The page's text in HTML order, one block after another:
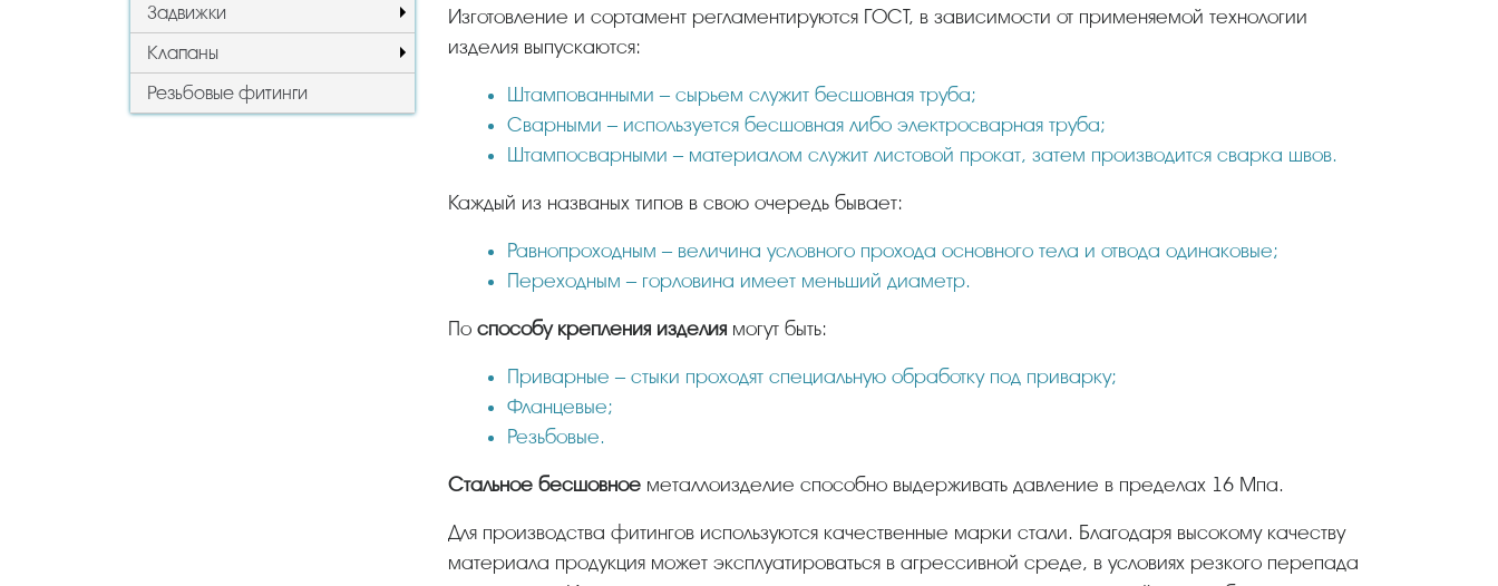
Задвижки
Клапаны
Резьбовые фитинги
Изготовление и сортамент регламентируются ГОСТ, в зависимости от применяемой технологии
изделия выпускаются:
Штампованными – сырьем служит бесшовная труба;
Сварными – используется бесшовная либо электросварная труба;
Штампосварными – материалом служит листовой прокат, затем производится сварка швов.
Каждый из названых типов в свою очередь бывает:
Равнопроходным – величина условного прохода основного тела и отвода одинаковые;
Переходным – горловина имеет меньший диаметр.
По способу крепления изделия могут быть:
Приварные – стыки проходят специальную обработку под приварку;
Фланцевые;
Резьбовые.
Стальное бесшовное металлоизделие способно выдерживать давление в пределах 16 Мпа.
Для производства фитингов используются качественные марки стали. Благодаря высокому качеству
материала продукция может эксплуатироваться в агрессивной среде, в условиях резкого перепада